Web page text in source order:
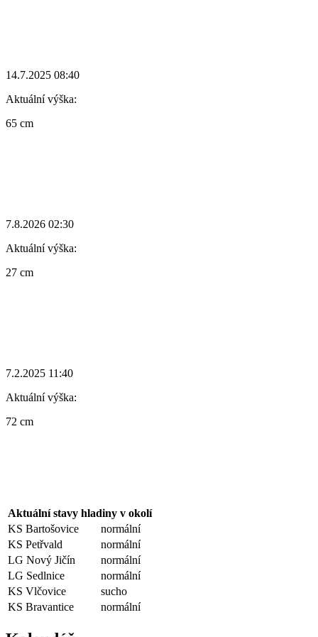
14.7.2025 08:40
Aktuální výška:
65 cm
7.8.2026 02:30
Aktuální výška:
27 cm
7.2.2025 11:40
Aktuální výška:
72 cm
Aktuální stavy hladiny v okolí
KS Bartošovice
normální
KS Petřvald
normální
LG Nový Jičín
normální
LG Sedlnice
normální
KS Vlčovice
sucho
KS Bravantice
normální